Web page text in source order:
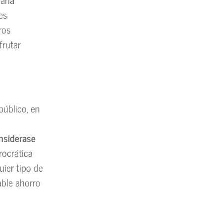
en
tipo de
ahorro